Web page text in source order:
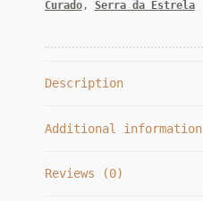
Curado, Serra da Estrela
Description
Additional information
Reviews (0)